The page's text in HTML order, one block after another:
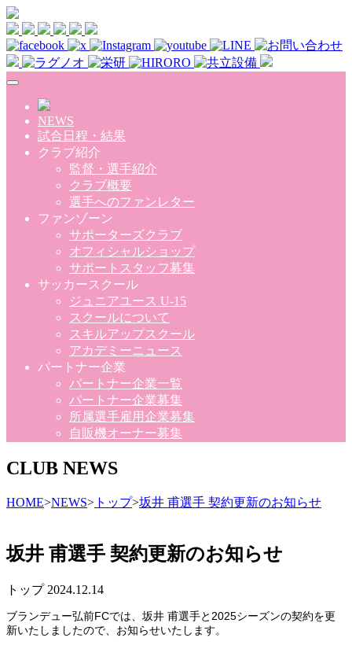
Skip to main content
NEWS
試合日程・結果
クラブ紹介
監督・選手紹介
クラブ概要
選手へのファンレター
ファンゾーン
サポーターズクラブ
オフィシャルショップ
サポートスタッフ募集
サッカースクール
ジュニアユース U-15
スクールについて
スキルアップスクール
アカデミーニュース
パートナー企業
パートナー企業一覧
パートナー企業募集
所属選手雇用企業募集
自販機オーナー募集
CLUB NEWS
HOME>NEWS> トップ>坂井 甫選手 契約更新のお知らせ
坂井 甫選手 契約更新のお知らせ
トップ 2024.12.14
ブランデュー弘前FCでは、坂井 甫選手と2025シーズンの契約を更
新いたしましたので、お知らせいたします。